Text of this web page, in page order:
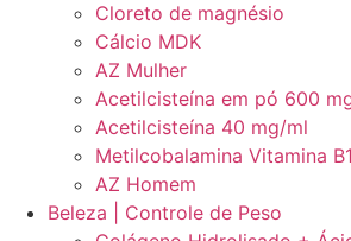
Cloreto de magnésio
Cálcio MDK
AZ Mulher
Acetilcisteína em pó 600
Acetilcisteína 40 mg/ml
Metilcobalamina Vitamina
AZ Homem
Beleza | Controle de Peso